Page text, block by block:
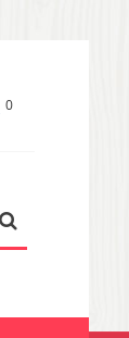
0